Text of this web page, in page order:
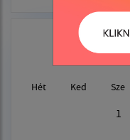
Hét Ked Sze
1